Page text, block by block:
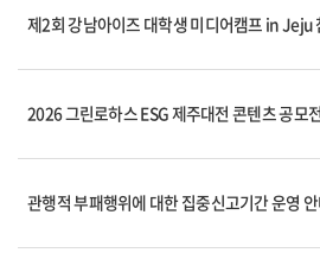
제2회 강남아이즈 대학생 미디어캠프 in Jeju
2026 그린로하스 ESG 제주대전 콘텐츠 공모
관행적 부패행위에 대한 집중신고기간 운영